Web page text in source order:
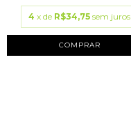
4 x de R$34,75 sem juros
COMPRAR